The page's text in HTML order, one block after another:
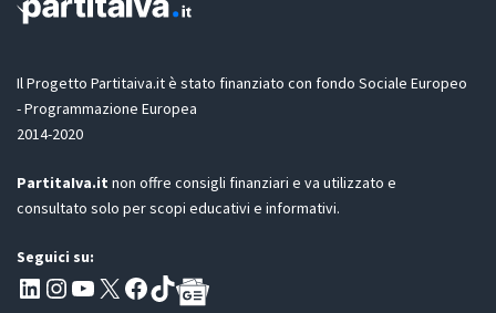
n
D
R
*
Il Progetto Partitaiva.it è stato finanziato con fondo Sociale Europeo
- Programmazione Europea
2014-2020
PartitaIva.it non offre consigli finanziari e va utilizzato e
consultato solo per scopi educativi e informativi.
Seguici su:
Pagina LinkedIn PartitaIva
Instagram
Canale YouTube Evoluzione - Partitaiva.it
X Segui PartitaIva su Facebook
TikTok